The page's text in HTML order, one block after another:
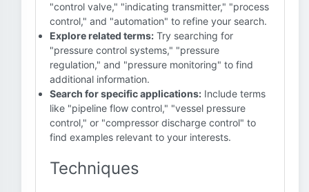
"control valve," "indicating transmitter," "process
control," and "automation" to refine your search.
Explore related terms: Try searching for
"pressure control systems," "pressure
regulation," and "pressure monitoring" to find
additional information.
Search for specific applications: Include terms
like "pipeline flow control," "vessel pressure
control," or "compressor discharge control" to
find examples relevant to your interests.
Techniques